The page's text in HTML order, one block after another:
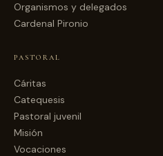
Organismos y delegados
Cardenal Pironio
PASTORAL
Cáritas
Catequesis
Pastoral juvenil
Misión
Vocaciones